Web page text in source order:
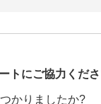
トにご協力くださ
かりましたか?